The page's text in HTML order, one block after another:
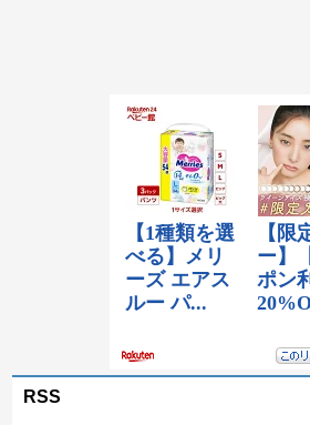
RSS